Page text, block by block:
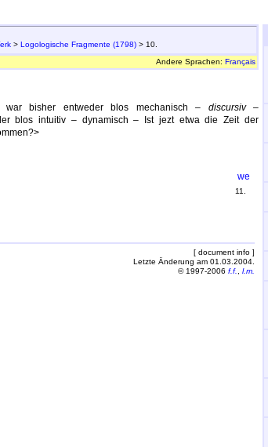
> Logologische Fragmente (1798) > 10.
Andere Sprachen: Français
war bisher entweder blos mechanisch – discursiv–
blos intuitiv – dynamisch – Ist jezt etwa die Zeit der
11.
[ document info ]
Letzte Änderung am 01.03.2004.
© 1997-2006 f.f. l.m.